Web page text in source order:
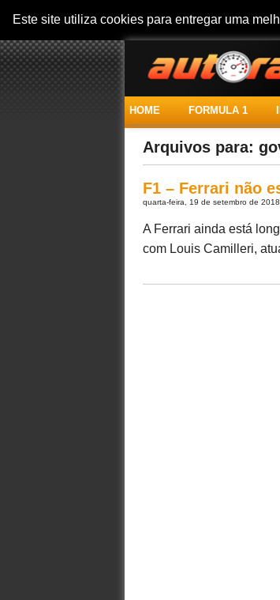
Este site utiliza cookies para entregar uma
HOME FORMULA 1
Arquivos para:
F1 – Ferrari não
quarta-feira, 19 de setembro de
A Ferrari ainda está
com Louis Camilleri,